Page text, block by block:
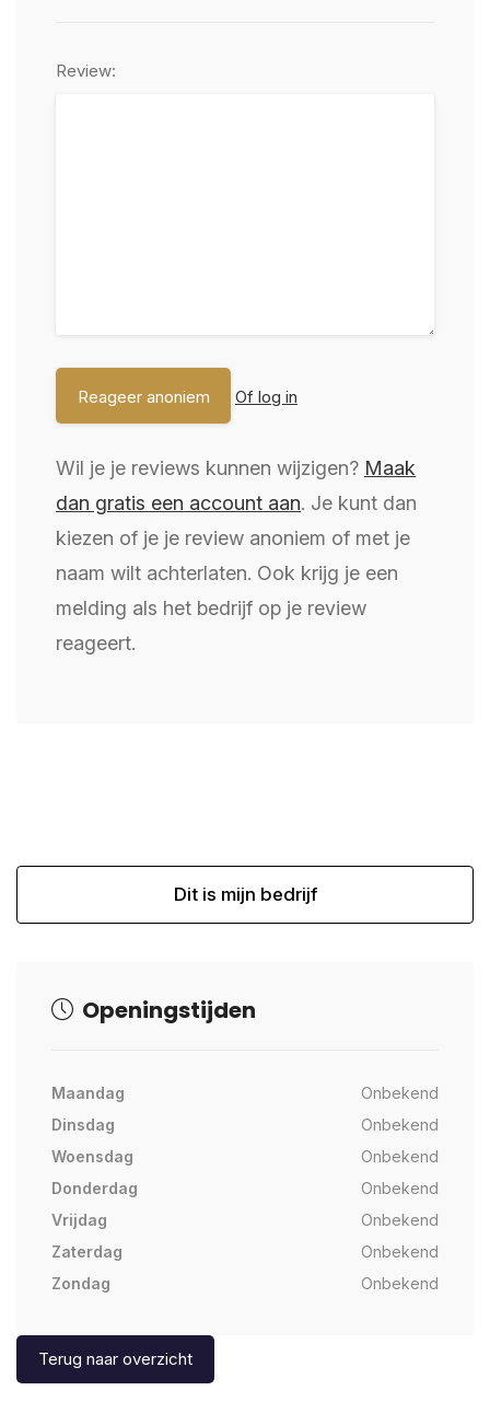
Review:
Of log in
Wil je je reviews kunnen wijzigen? Maak
dan gratis een account aan. Je kunt dan
kiezen of je je review anoniem of met je
naam wilt achterlaten. Ook krijg je een
melding als het bedrijf op je review
reageert.
Dit is mijn bedrijf
Openingstijden
Maandag
Onbekend
Dinsdag
Onbekend
Woensdag
Onbekend
Donderdag
Onbekend
Vrijdag
Onbekend
Zaterdag
Onbekend
Zondag
Onbekend
Terug naar overzicht